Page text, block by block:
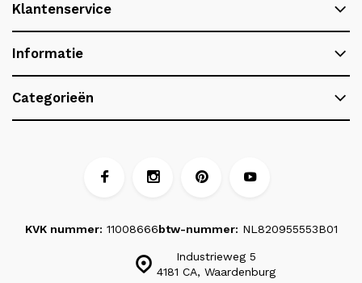
Klantenservice
Informatie
Categorieën
Industrieweg 5
4181 CA, Waardenburg
KVK nummer: 11008666btw-nummer: NL820955553B01